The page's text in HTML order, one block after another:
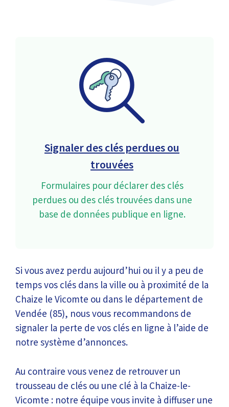
Signaler des clés perdues ou
trouvées
Formulaires pour déclarer des clés
perdues ou des clés trouvées dans une
base de données publique en ligne.
Si vous avez perdu aujourd’hui ou il y a peu de
temps vos clés dans la ville ou à proximité de la
Chaize le Vicomte ou dans le département de
Vendée (85), nous vous recommandons de
signaler la perte de vos clés en ligne à l’aide de
notre système d’annonces.
Au contraire vous venez de retrouver un
trousseau de clés ou une clé à la Chaize-le-
Vicomte : notre équipe vous invite à diffuser une